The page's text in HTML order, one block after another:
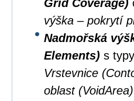
Grid Coverage)
výška – pokrytí
Nadmořská
Elements) s
Vrstevnice
oblast (VoidArea)